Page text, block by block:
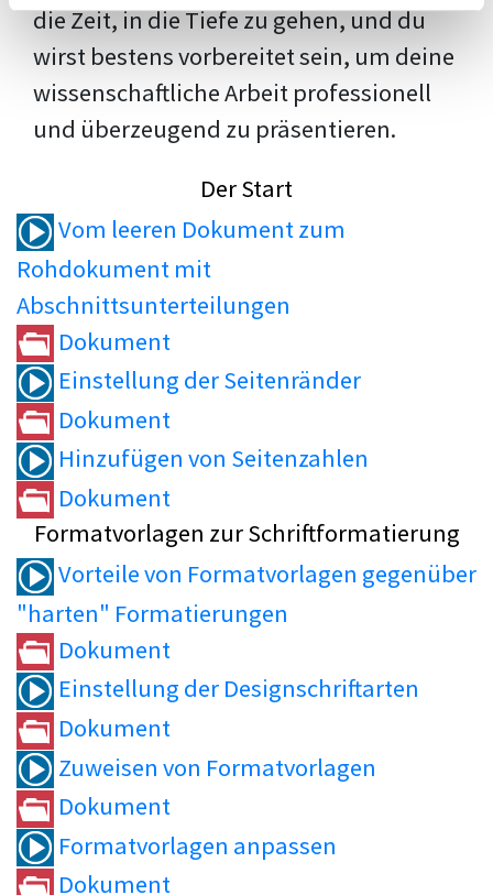
die Zeit, in die Tiefe zu gehen, und du
wirst bestens vorbereitet sein, um deine
wissenschaftliche Arbeit professionell
und überzeugend zu präsentieren.
Der Start
Vom leeren Dokument zum
Rohdokument mit
Abschnittsunterteilungen
Dokument
Einstellung der Seitenränder
Dokument
Hinzufügen von Seitenzahlen
Dokument
Formatvorlagen zur Schriftformatierung
Vorteile von Formatvorlagen gegenüber
"harten" Formatierungen
Dokument
Einstellung der Designschriftarten
Dokument
Zuweisen von Formatvorlagen
Dokument
Formatvorlagen anpassen
Dokument